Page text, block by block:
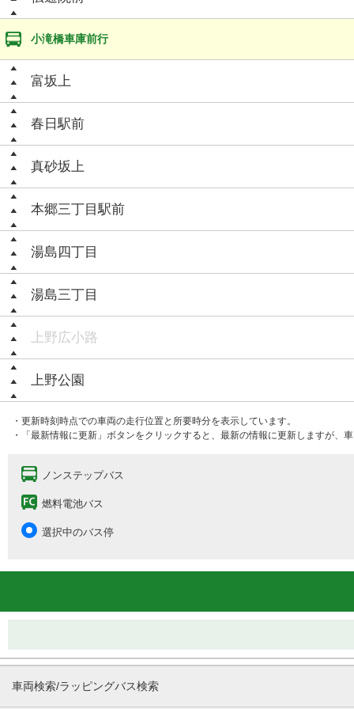
小滝橋車庫前行
富坂上
春日駅前
真砂坂上
本郷三丁目駅前
湯島四丁目
湯島三丁目
上野広小路
上野公園
・更新時刻時点での車両の走行位置と所要時分を表示しています。
・「最新情報に更新」ボタンをクリックすると、最新の情報に更新しますが
ノンステップバス
燃料電池バス
選択中のバス停
車両検索/ラッピングバス検索